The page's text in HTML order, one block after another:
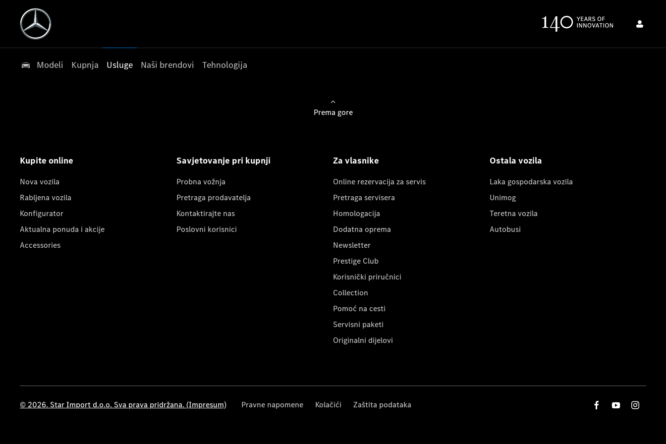
Modeli Kupnja Usluge Naši brendovi Tehnologija
Prema gore
Kupite online
Nova vozila
Rabljena vozila
Konfigurator
Aktualna ponuda i akcije
Accessories
Savjetovanje pri kupnji
Probna vožnja
Pretraga prodavatelja
Kontaktirajte nas
Poslovni korisnici
Za vlasnike
Online rezervacija za servis
Pretraga servisera
Homologacija
Dodatna oprema
Newsletter
Prestige Club
Korisnički priručnici
Collection
Pomoć na cesti
Servisni paketi
Originalni dijelovi
Ostala vozila
Laka gospodarska vozila
Unimog
Teretna vozila
Autobusi
© 2026. Star Import d.o.o. Sva prava pridržana. (Impresum) Pravne napomene Kolačići Zaštita podataka